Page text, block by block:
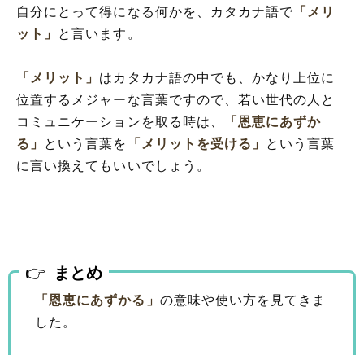
自分にとって得になる何かを、カタカナ語で 「メリ
ット」
と言います。
「メリット」 はカタカナ語の中でも、かなり上位に
位置するメジャーな言葉ですので、若い世代の人と
コミュニケーションを取る時は、
「恩恵にあずか
る」
という言葉を 「メリットを受ける」
という言葉
に言い換えてもいいでしょう。
まとめ
「恩恵にあずかる」 の意味や使い方を見てきま
した。